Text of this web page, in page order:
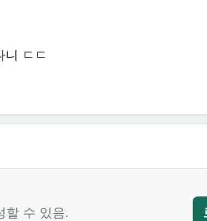
니 ㄷㄷ
할 수 있음.